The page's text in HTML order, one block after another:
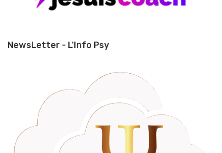
NewsLetter - L'Info Psy